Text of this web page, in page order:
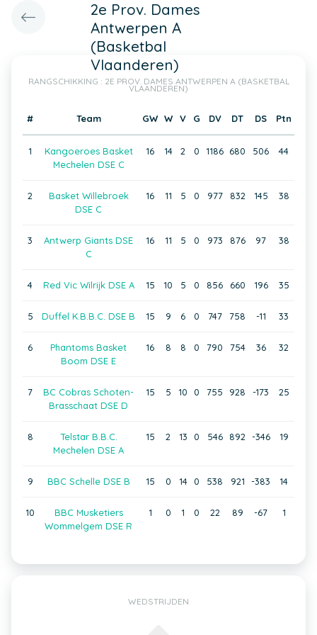
2e Prov. Dames
Antwerpen A
(Basketbal
Vlaanderen)
RANGSCHIKKING : 2E PROV. DAMES ANTWERPEN A (BASKETBAL
VLAANDEREN)
# Team GW W V G DV DT DS Ptn
1
Kangoeroes Basket
Mechelen DSE C
16 14 2 0 1186 680 506 44
2
Basket Willebroek
DSE C
16 11 5 0 977 832 145 38
3
Antwerp Giants DSE
C
16 11 5 0 973 876 97 38
4 Red Vic Wilrijk DSE A 15 10 5 0 856 660 196 35
5 Duffel K.B.B.C. DSE B 15 9 6 0 747 758 -11 33
6
Phantoms Basket
Boom DSE E
16 8 8 0 790 754 36 32
7
BC Cobras Schoten-
Brasschaat DSE D
15 5 10 0 755 928 -173 25
8
Telstar B.B.C.
Mechelen DSE A
15 2 13 0 546 892 -346 19
9 BBC Schelle DSE B 15 0 14 0 538 921 -383 14
10
BBC Musketiers
Wommelgem DSE R
1 0 1 0 22 89 -67 1
WEDSTRIJDEN